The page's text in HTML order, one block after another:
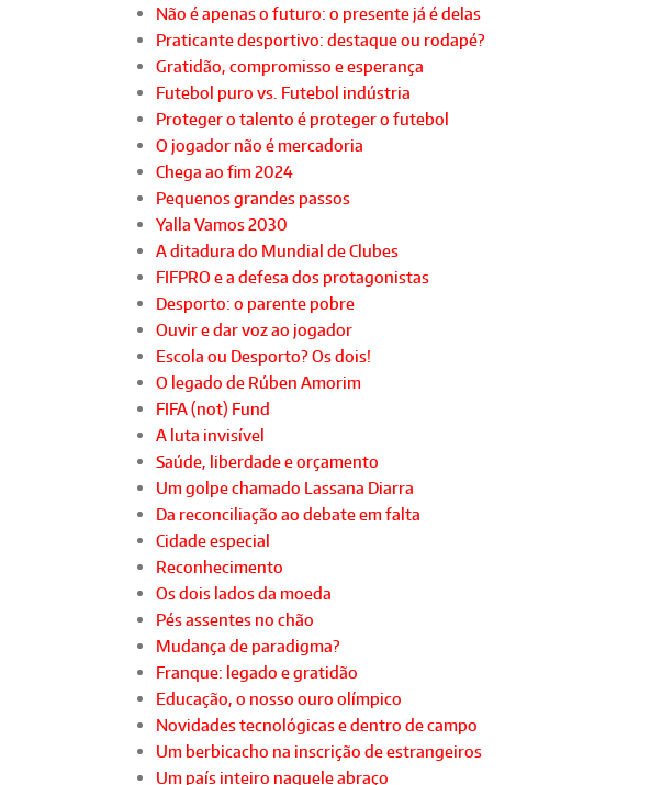
Não é apenas o futuro: o presente já é delas
Praticante desportivo: destaque ou rodapé?
Gratidão, compromisso e esperança
Futebol puro vs. Futebol indústria
Proteger o talento é proteger o futebol
O jogador não é mercadoria
Chega ao fim 2024
Pequenos grandes passos
Yalla Vamos 2030
A ditadura do Mundial de Clubes
FIFPRO e a defesa dos protagonistas
Desporto: o parente pobre
Ouvir e dar voz ao jogador
Escola ou Desporto? Os dois!
O legado de Rúben Amorim
FIFA (not) Fund
A luta invisível
Saúde, liberdade e orçamento
Um golpe chamado Lassana Diarra
Da reconciliação ao debate em falta
Cidade especial
Reconhecimento
Os dois lados da moeda
Pés assentes no chão
Mudança de paradigma?
Franque: legado e gratidão
Educação, o nosso ouro olímpico
Novidades tecnológicas e dentro de campo
Um berbicacho na inscrição de estrangeiros
Um país inteiro naquele abraço